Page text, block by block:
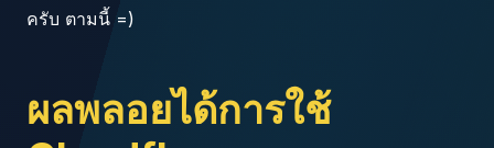
ครับ ตามนี้ =)
ผลพลอยได้การใช้